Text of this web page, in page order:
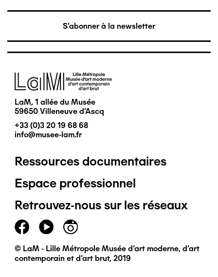
S'abonner à la newsletter
Image
LaM, 1 allée du Musée
59650 Villeneuve d'Ascq
+33 (0)3 20 19 68 68
info@musee-lam.fr
Pied
de
page
principal
Ressources documentaires
Espace professionnel
Retrouvez-nous sur les réseaux
© LaM - Lille Métropole Musée d'art moderne, d'art
contemporain et d'art brut, 2019